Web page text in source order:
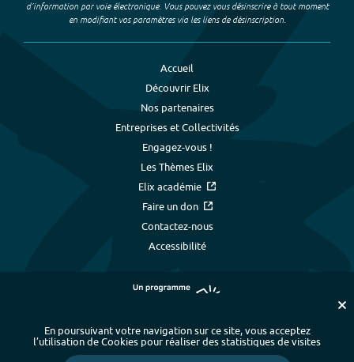
d’information par voie électronique. Vous pouvez vous désinscrire à tout moment
en modifiant vos paramètres via les liens de désinscription.
Accueil
Découvrir Elix
Nos partenaires
Entreprises et Collectivités
Engagez-vous !
Les Thèmes Elix
Elix académie
Faire un don
Contactez-nous
Accessibilité
Plan du site - Index alphabétique -
En poursuivant votre navigation sur ce site, vous acceptez
l’utilisation de Cookies pour réaliser des statistiques de visites